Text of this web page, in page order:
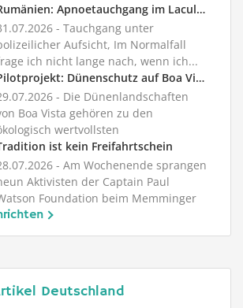
Rumänien: Apnoetauchgang im Lacul Balea
- Tauchgang unter
Aufsicht, Im Normalfall
ich nicht lange nach, wenn ich...
Pilotprojekt: Dünenschutz auf Boa Vista
- Die Dünenlandschaften
Boa Vista gehören zu den
wertvollsten
ist kein Freifahrtschein
- Am Wochenende sprangen
Aktivisten der Captain Paul
Foundation beim Memminger
Deutschland